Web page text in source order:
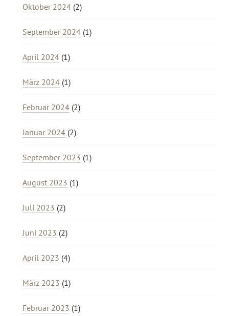
Oktober 2024 (2)
September 2024 (1)
April 2024 (1)
März 2024 (1)
Februar 2024 (2)
Januar 2024 (2)
September 2023 (1)
August 2023 (1)
Juli 2023 (2)
Juni 2023 (2)
April 2023 (4)
März 2023 (1)
Februar 2023 (1)